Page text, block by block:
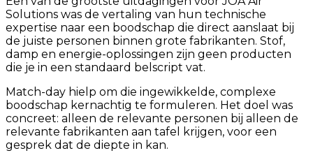
Solutions was de vertaling van hun technische
expertise naar een boodschap die direct aanslaat bij
de juiste personen binnen grote fabrikanten. Stof,
damp en energie-oplossingen zijn geen producten
die je in een standaard belscript vat.
Match-day hielp om die ingewikkelde, complexe
boodschap kernachtig te formuleren. Het doel was
concreet: alleen de relevante personen bij alleen de
relevante fabrikanten aan tafel krijgen, voor een
gesprek dat de diepte in kan.